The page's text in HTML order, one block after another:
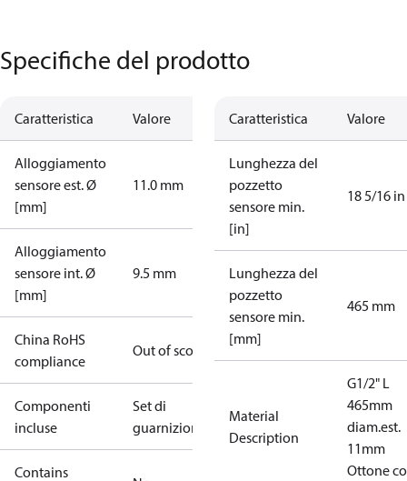
Specifiche del prodotto
Caratteristica Valore
Alloggiamento
sensore est. Ø
[mm]
11.0 mm
Alloggiamento
sensore int. Ø
[mm]
9.5 mm
China RoHS
compliance
Out of scope
Componenti
incluse
Set di
guarnizioni
Contains
Caratteristica Valore
Lunghezza del
pozzetto
sensore min.
[in]
18 5/16 in
Lunghezza del
pozzetto
sensore min.
[mm]
465 mm
Material
Description
G1/2" L
465mm
diam.est.
11mm
Ottone